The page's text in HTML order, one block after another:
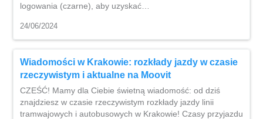
logowania (czarne), aby uzyskać…
24/06/2024
Wiadomości w Krakowie: rozkłady jazdy w czasie
rzeczywistym i aktualne na Moovit
CZEŚĆ! Mamy dla Ciebie świetną wiadomość: od dziś
znajdziesz w czasie rzeczywistym rozkłady jazdy linii
tramwajowych i autobusowych w Krakowie! Czasy przyjazdu